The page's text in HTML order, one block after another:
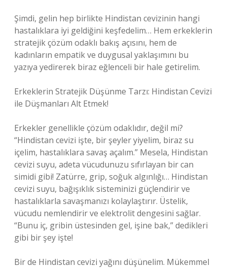
Şimdi, gelin hep birlikte Hindistan cevizinin hangi
hastalıklara iyi geldiğini keşfedelim… Hem erkeklerin
stratejik çözüm odaklı bakış açısını, hem de
kadınların empatik ve duygusal yaklaşımını bu
yazıya yedirerek biraz eğlenceli bir hale getirelim.
Erkeklerin Stratejik Düşünme Tarzı: Hindistan Cevizi
ile Düşmanları Alt Etmek!
Erkekler genellikle çözüm odaklıdır, değil mi?
“Hindistan cevizi işte, bir şeyler yiyelim, biraz su
içelim, hastalıklara savaş açalım.” Mesela, Hindistan
cevizi suyu, adeta vücudunuzu sıfırlayan bir can
simidi gibi! Zatürre, grip, soğuk algınlığı… Hindistan
cevizi suyu, bağışıklık sisteminizi güçlendirir ve
hastalıklarla savaşmanızı kolaylaştırır. Üstelik,
vücudu nemlendirir ve elektrolit dengesini sağlar.
“Bunu iç, gribin üstesinden gel, işine bak,” dedikleri
gibi bir şey işte!
Bir de Hindistan cevizi yağını düşünelim. Mükemmel